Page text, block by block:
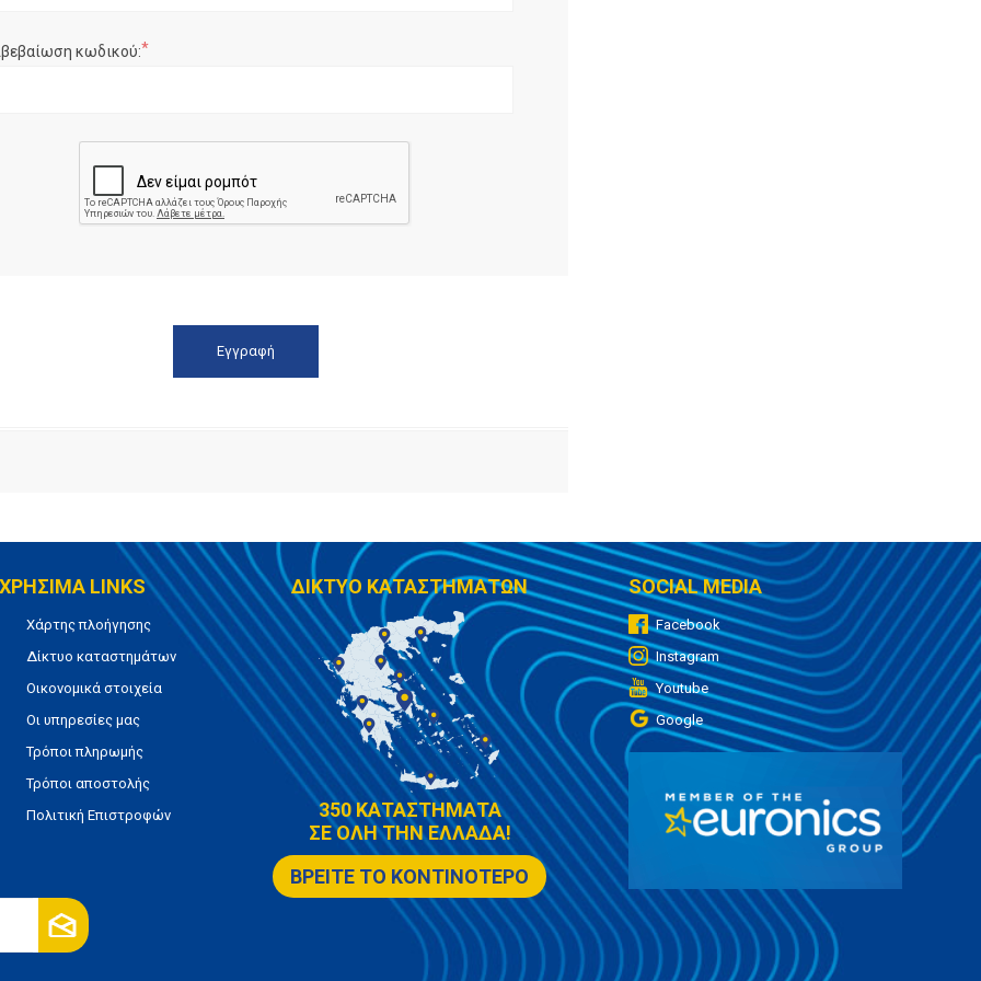
κωδικού:*
ΧΡΗΣΙΜΑ LINKS
Χάρτης πλοήγησης
Δίκτυο καταστημάτων
Οικονομικά στοιχεία
Οι υπηρεσίες μας
Τρόποι πληρωμής
Τρόποι αποστολής
Πολιτική Επιστροφών
ΔΙΚΤΥΟ ΚΑΤΑΣΤΗΜΑΤΩΝ
350 ΚΑΤΑΣΤΗΜΑΤΑ
ΣΕ ΟΛΗ ΤΗΝ ΕΛΛΑΔΑ!
ΒΡΕΙΤΕ ΤΟ ΚΟΝΤΙΝΟΤΕΡΟ
SOCIAL MEDIA
Facebook
Instagram
Youtube
Google